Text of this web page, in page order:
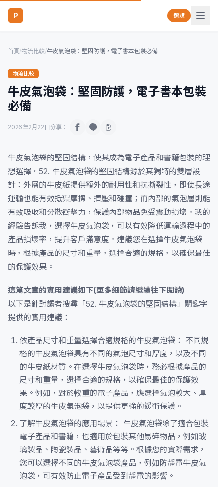
P 選購
首頁/物流比較/牛皮氣泡袋：堅固防護，電子書本包裝必備
物流比較
牛皮氣泡袋：堅固防護，電子書本包裝
必備
2026年2月22日 分享：
牛皮氣泡袋的堅固結構，使其成為電子產品和書籍包裝的理
想選擇。52. 牛皮氣泡袋的堅固結構源於其獨特的雙層設
計：外層的牛皮紙提供額外的耐用性和抗撕裂性，即使長途
運輸也能有效抵禦摩擦、擠壓和碰撞；而內部的氣泡層則能
有效吸收和分散衝擊力，保護內部物品免受震動損壞。我的
經驗告訴我，選擇牛皮氣泡袋，可以有效降低運輸過程中的
產品損壞率，提升客戶滿意度。建議您在選擇牛皮氣泡袋
時，根據產品的尺寸和重量，選擇合適的規格，以確保最佳
的保護效果。
這篇文章的實用建議如下(更多細節請繼續往下閱讀)
以下是針對讀者搜尋「52. 牛皮氣泡袋的堅固結構」關鍵字
提供的實用建議：
依產品尺寸和重量選擇合適規格的牛皮氣泡袋： 不同規
格的牛皮氣泡袋具有不同的氣泡尺寸和厚度，以及不同
的牛皮紙材質。在選擇牛皮氣泡袋時，務必根據產品的
尺寸和重量，選擇合適的規格，以確保最佳的保護效
果。例如，對於較重的電子產品，應選擇氣泡較大、厚
度較厚的牛皮氣泡袋，以提供更強的緩衝保護。
了解牛皮氣泡袋的應用場景： 牛皮氣泡袋除了適合包裝
電子產品和書籍，也適用於包裝其他易碎物品，例如玻
璃製品、陶瓷製品、藝術品等等。根據您的實際需求，
您可以選擇不同的牛皮氣泡袋產品，例如防靜電牛皮氣
泡袋，可有效防止電子產品受到靜電的影響。